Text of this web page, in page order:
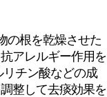
の根を乾燥させた
アレルギー作用を
チン酸などの成
整して去痰効果を